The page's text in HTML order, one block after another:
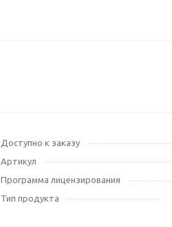
Доступно к заказу
Артикул
Программа лицензирования
Тип продукта